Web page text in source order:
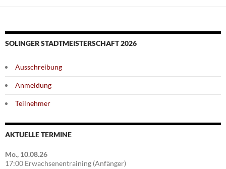
SOLINGER STADTMEISTERSCHAFT 2026
Ausschreibung
Anmeldung
Teilnehmer
AKTUELLE TERMINE
Mo., 10.08.26
17:00 Erwachsenentraining (Anfänger)